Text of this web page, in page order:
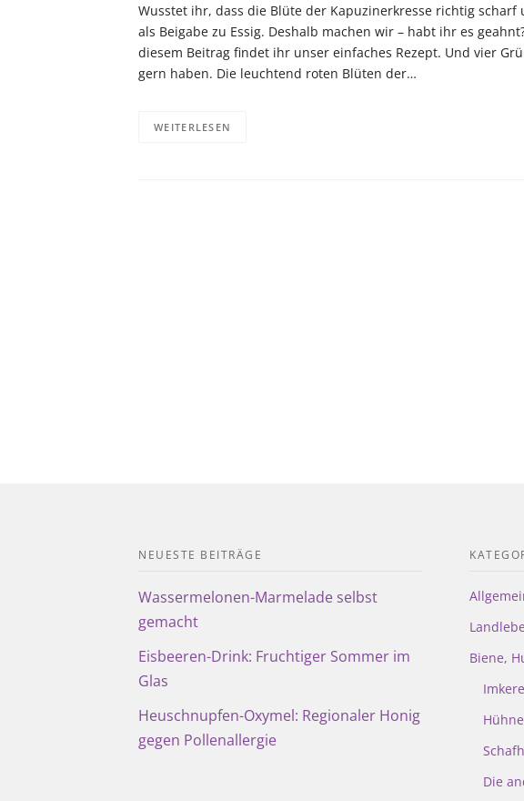
Wusstet ihr, dass die Blüte der Kapuzinerkresse richtig scharf
als Beigabe zu Essig. Deshalb machen wir – habt ihr es
diesem Beitrag findet ihr unser einfaches Rezept. Und vier
gern haben. Die leuchtend roten Blüten der…
WEITERLESEN
NEUESTE BEITRÄGE
Wassermelonen-Marmelade selbst
gemacht
Eisbeeren-Drink: Fruchtiger Sommer im
Glas
Heuschnupfen-Oxymel: Regionaler Honig
gegen Pollenallergie
Biene,
Die